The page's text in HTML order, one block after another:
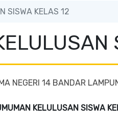
SISWA KELAS 12
NEGERI 14 BANDAR
KELULUSAN SISWA